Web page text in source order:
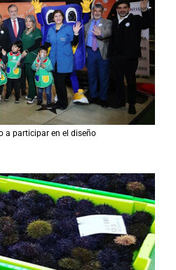
a participar en el diseño